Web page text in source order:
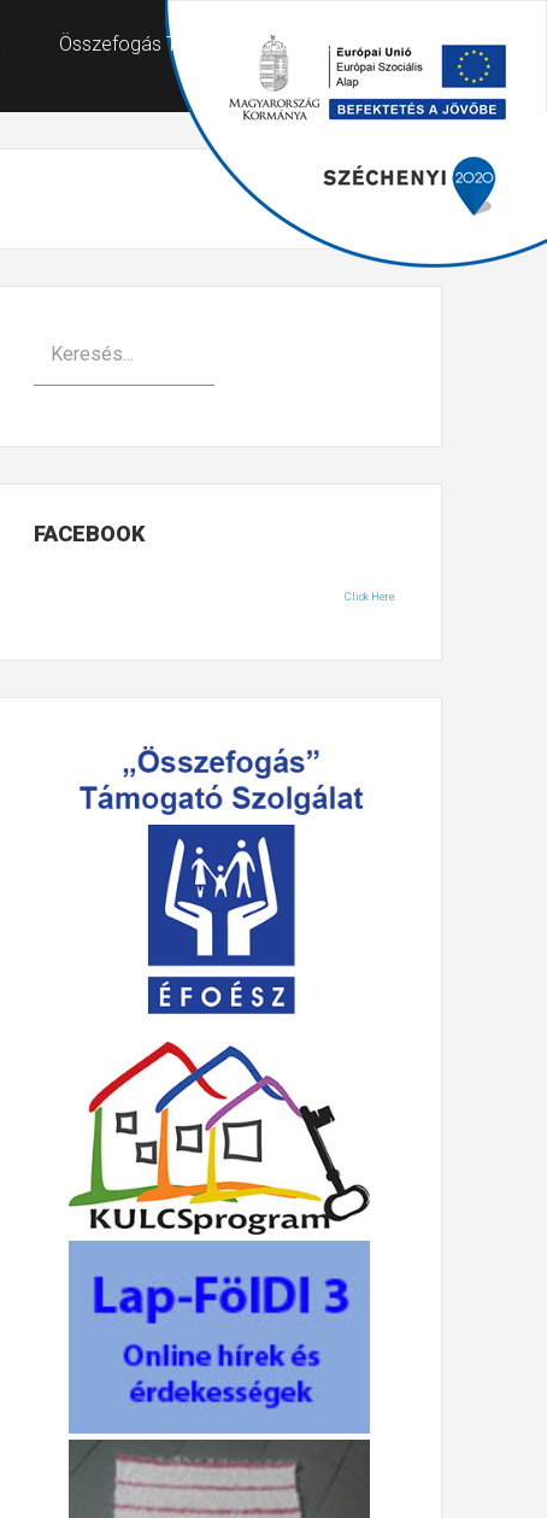
Összefogás Támogató Szolgálat
FACEBOOK
Click Here